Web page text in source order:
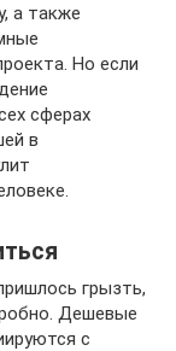
а также
Но если
сферах
в
грызть,
Дешевые
с